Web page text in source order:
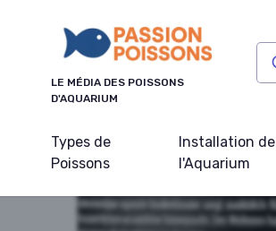
LE MÉDIA DES POISSONS
D'AQUARIUM
Types de
Poissons
Installation de
l'Aquarium